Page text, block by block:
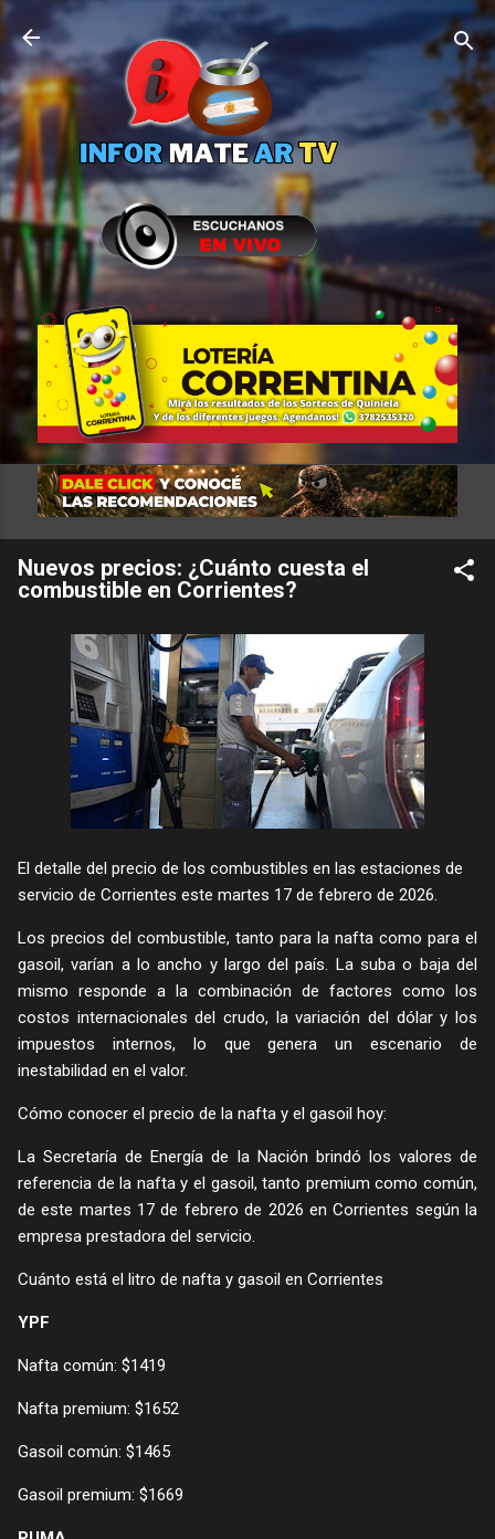
Ir al contenido principal
Nuevos precios: ¿Cuánto cuesta el
combustible en Corrientes?
El detalle del precio de los combustibles en las estaciones de
servicio de Corrientes este martes 17 de febrero de 2026.
Los precios del combustible, tanto para la nafta como para el
gasoil, varían a lo ancho y largo del país. La suba o baja del
mismo responde a la combinación de factores como los
costos internacionales del crudo, la variación del dólar y los
impuestos internos, lo que genera un escenario de
inestabilidad en el valor.
Cómo conocer el precio de la nafta y el gasoil hoy:
La Secretaría de Energía de la Nación brindó los valores de
referencia de la nafta y el gasoil, tanto premium como común,
de este martes 17 de febrero de 2026 en Corrientes según la
empresa prestadora del servicio.
Cuánto está el litro de nafta y gasoil en Corrientes
YPF
Nafta común: $1419
Nafta premium: $1652
Gasoil común: $1465
Gasoil premium: $1669